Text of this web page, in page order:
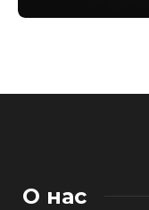
О нас